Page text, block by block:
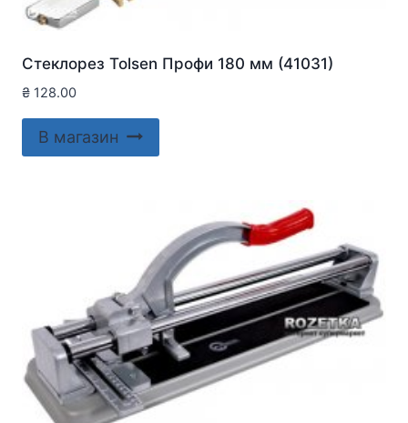
Стеклорез Tolsen Профи 180 мм (41031)
₴ 128.00
В магазин